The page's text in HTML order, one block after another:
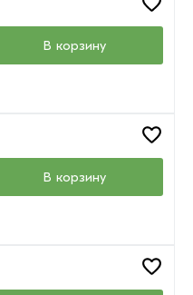
В корзину
В корзину